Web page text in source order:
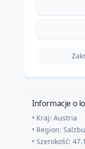
Informacje o
• Kraj: Austria
• Region:
• Szerokość: